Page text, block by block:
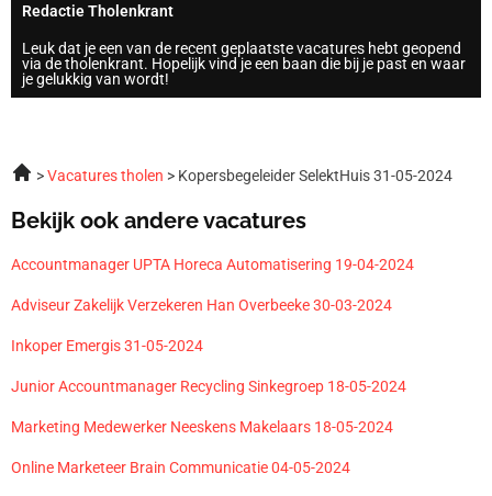
Redactie Tholenkrant
Leuk dat je een van de recent geplaatste vacatures hebt geopend
via de tholenkrant. Hopelijk vind je een baan die bij je past en waar
je gelukkig van wordt!
Vacatures tholen Kopersbegeleider SelektHuis 31-05-2024
Bekijk ook andere vacatures
Accountmanager UPTA Horeca Automatisering 19-04-2024
Adviseur Zakelijk Verzekeren Han Overbeeke 30-03-2024
Inkoper Emergis 31-05-2024
Junior Accountmanager Recycling Sinkegroep 18-05-2024
Marketing Medewerker Neeskens Makelaars 18-05-2024
Online Marketeer Brain Communicatie 04-05-2024